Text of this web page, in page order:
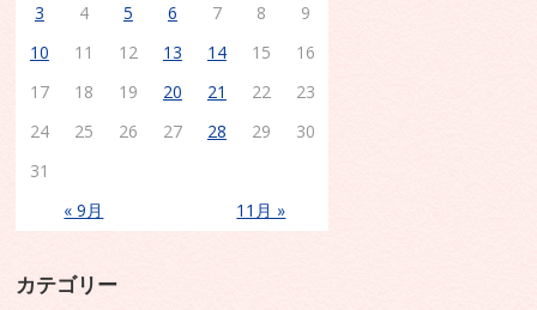
« 9月 11月 »
3
4 5 6 7 8
9
10
11 12 13 14 15
16
17
18 19 20 21 22
23
24
25 26 27 28 29
30
31
カテゴリー